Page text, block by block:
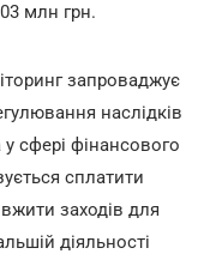
млн грн.
запроваджує
наслідків
сфері фінансового
сплатити
заходів для
діяльності